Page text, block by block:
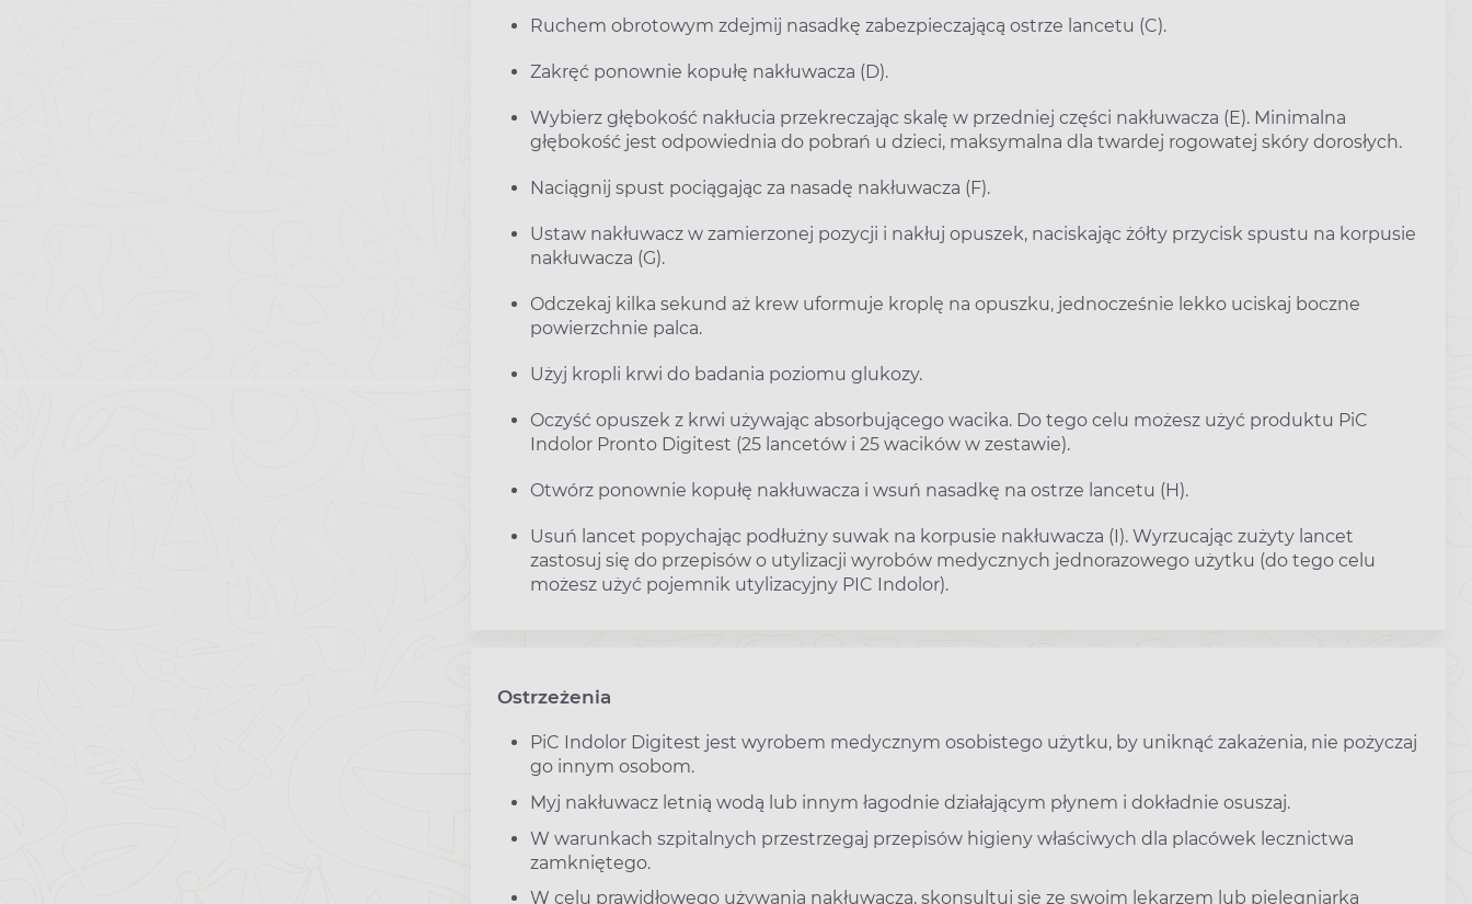
Ruchem obrotowym zdejmij nasadkę zabezpieczającą ostrze lancetu (C).
Zakręć ponownie kopułę nakłuwacza (D).
Wybierz głębokość nakłucia przekreczając skalę w przedniej części nakłuwacza (E). Minimalna
głębokość jest odpowiednia do pobrań u dzieci, maksymalna dla twardej rogowatej skóry dorosłych.
Naciągnij spust pociągając za nasadę nakłuwacza (F).
Ustaw nakłuwacz w zamierzonej pozycji i nakłuj opuszek, naciskając żółty przycisk spustu na korpusie
nakłuwacza (G).
Odczekaj kilka sekund aż krew uformuje kroplę na opuszku, jednocześnie lekko uciskaj boczne
powierzchnie palca.
Użyj kropli krwi do badania poziomu glukozy.
Oczyść opuszek z krwi używając absorbującego wacika. Do tego celu możesz użyć produktu PiC
Indolor Pronto Digitest (25 lancetów i 25 wacików w zestawie).
Otwórz ponownie kopułę nakłuwacza i wsuń nasadkę na ostrze lancetu (H).
Usuń lancet popychając podłużny suwak na korpusie nakłuwacza (I). Wyrzucając zużyty lancet
zastosuj się do przepisów o utylizacji wyrobów medycznych jednorazowego użytku (do tego celu
możesz użyć pojemnik utylizacyjny PIC Indolor).
Ostrzeżenia
PiC Indolor Digitest jest wyrobem medycznym osobistego użytku, by uniknąć zakażenia, nie pożyczaj
go innym osobom.
Myj nakłuwacz letnią wodą lub innym łagodnie działającym płynem i dokładnie osuszaj.
W warunkach szpitalnych przestrzegaj przepisów higieny właściwych dla placówek lecznictwa
zamkniętego.
W celu prawidłowego używania nakłuwacza, skonsultuj się ze swoim lekarzem lub pielęgniarką